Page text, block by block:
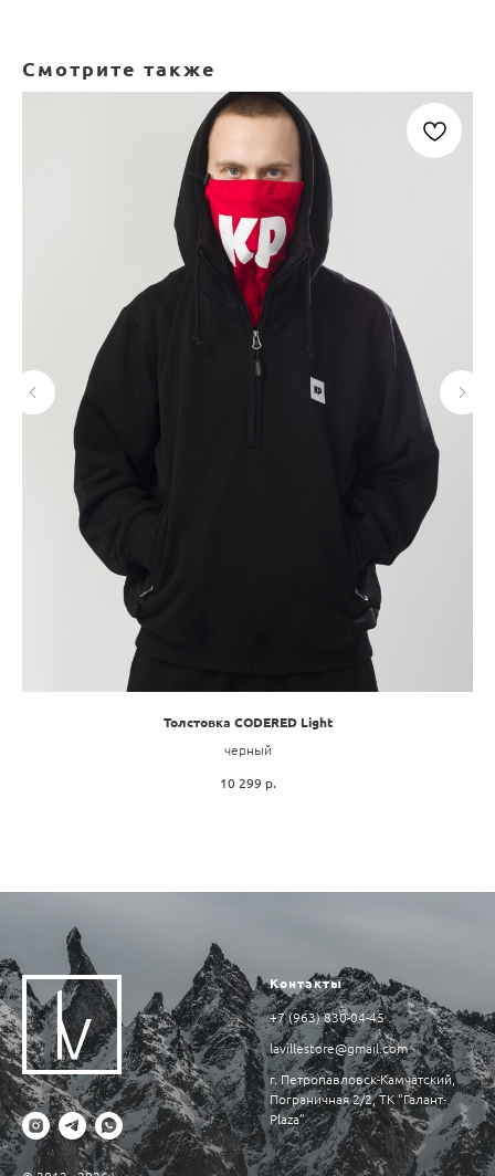
Смотрите также
Толстовка CODERED Light
черный
10 299 р.
Контакты
+7 (963) 830-04-45
lavillestore@gmail.com
г. Петропавловск-Камчатский,
Пограничная 2/2, ТК “Галант-
Plaza”